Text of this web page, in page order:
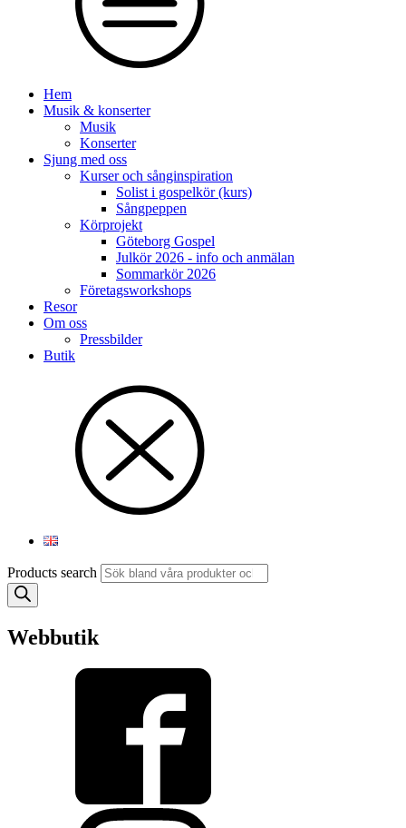
Hem
Musik & konserter
Musik
Konserter
Sjung med oss
Kurser och sånginspiration
Solist i gospelkör (kurs)
Sångpeppen
Körprojekt
Göteborg Gospel
Julkör 2026 - info och anmälan
Sommarkör 2026
Företagsworkshops
Resor
Om oss
Pressbilder
Butik
Products search
Webbutik